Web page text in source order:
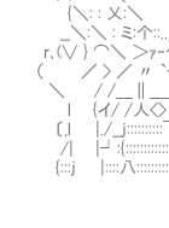
{＼: : 乂:＼
__＼:＼ : ミ:个
r､(∨ } ⌒＼ ＞ｧ‐个
（ ／ > ／ 〃 `
＼ / /＿∥＿
l {イ/ /人<> o
〔,l |./__j::::::::::
/|
{:::j |::::八